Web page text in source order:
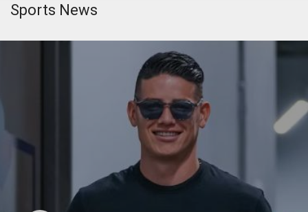
Sports News